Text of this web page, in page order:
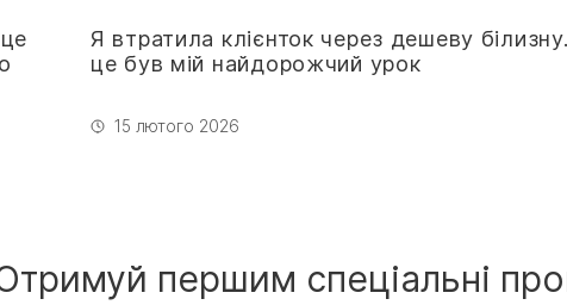
Я втратила клієнток через дешеву білизну.
це був мій найдорожчий урок
15 лютого 2026
першим спеціальні